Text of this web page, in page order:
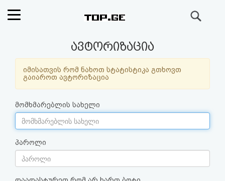
ფოსტა
კითხვა-
პასუხი
ავტორიზაცია
ავტორიზაცია
იმისათვის რომ ნახოთ სტატისტიკა გთხოვთ
გაიაროთ ავტორიზაცია
მომხმარებლის სახელი
პაროლი